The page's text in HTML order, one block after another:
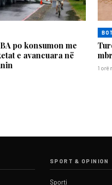
po konsumon me
e avancuara në
1 orë
SPORT & OPINION
Sporti